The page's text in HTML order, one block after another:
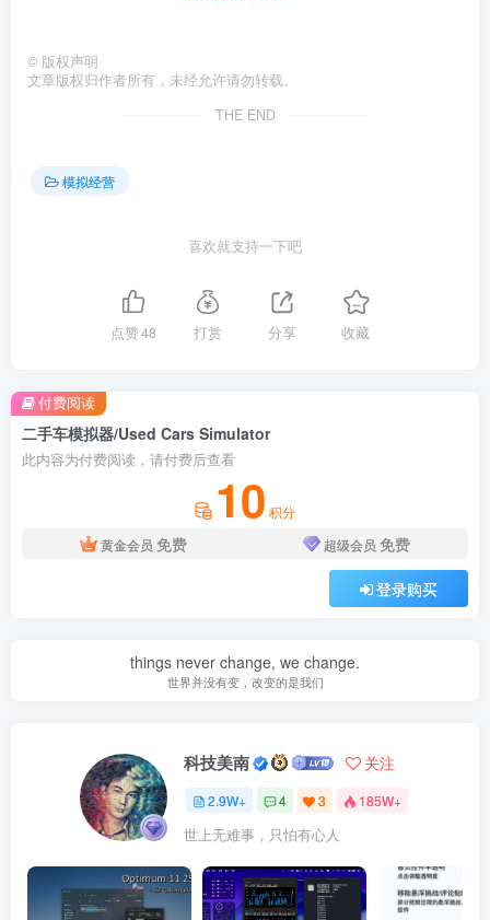
© 版权声明
文章版权归作者所有，未经允许请勿转载。
THE END
模拟经营
喜欢就支持一下吧
点赞48 打赏 分享 收藏
二手车模拟器/Used Cars Simulator
此内容为付费阅读，请付费后查看
10 积分
黄金会员 免费 超级会员 免费
登录购买
付费阅读
things never change, we change.
世界并没有变，改变的是我们
科技美南 关注
2.9W+ 4 3 185W+
世上无难事，只怕有心人